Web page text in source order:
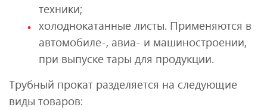
техники;
холоднокатанные листы. Применяются в
автомобиле-, авиа- и машиностроении,
при выпуске тары для продукции.
Трубный прокат разделяется на следующие
виды товаров: